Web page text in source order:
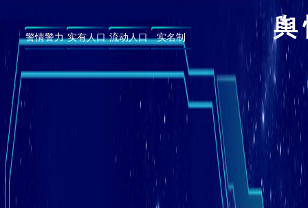
警情警力 实有人口 流动人口 实名制